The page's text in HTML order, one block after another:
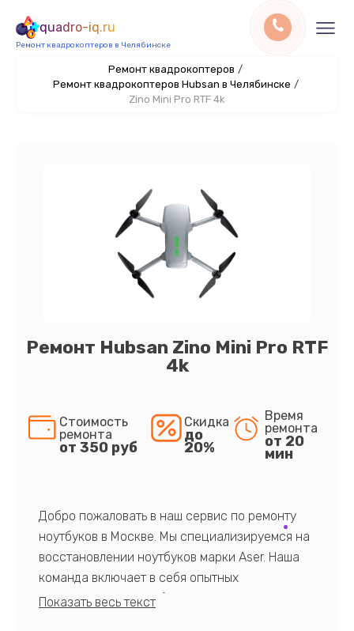
quadro-iq.ru
Ремонт квадрокоптеров в Челябинске
Ремонт квадрокоптеров /
Ремонт квадрокоптеров Hubsan в Челябинске /
Zino Mini Pro RTF 4k
Ремонт Hubsan Zino Mini Pro RTF
4k
Стоимость
ремонта
от 350 руб
Скидка
до
20%
Время
ремонта
от 20
мин
Добро пожаловать в наш сервис по ремонту
ноутбуков в Москве. Мы специализируемся на
восстановлении ноутбуков марки Aser. Наша
команда включает в себя опытных
профессионалов с обширными знаниями и